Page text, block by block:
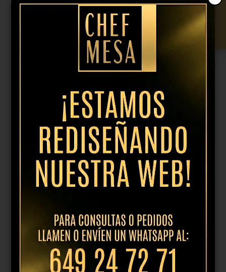
Añadir al presupuesto
Productos relacionados
Copa vino tinto
burdeos Adina
prestige 65cl
12,26€IVA
incl.
Copa vino tinto
Winelovers
46cl
3,30€ IVA incl.